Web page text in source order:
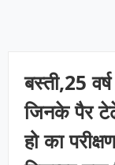
बस्ती,25
जिनके पैर
हो का